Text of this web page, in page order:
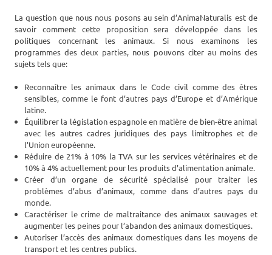
La question que nous nous posons au sein d’AnimaNaturalis est de
savoir comment cette proposition sera développée dans les
politiques concernant les animaux. Si nous examinons les
programmes des deux parties, nous pouvons citer au moins des
sujets tels que:
Reconnaître les animaux dans le Code civil comme des êtres
sensibles, comme le font d’autres pays d’Europe et d’Amérique
latine.
Équilibrer la législation espagnole en matière de bien-être animal
avec les autres cadres juridiques des pays limitrophes et de
l’Union européenne.
Réduire de 21% à 10% la TVA sur les services vétérinaires et de
10% à 4% actuellement pour les produits d’alimentation animale.
Créer d’un organe de sécurité spécialisé pour traiter les
problèmes d’abus d’animaux, comme dans d’autres pays du
monde.
Caractériser le crime de maltraitance des animaux sauvages et
augmenter les peines pour l’abandon des animaux domestiques.
Autoriser l’accès des animaux domestiques dans les moyens de
transport et les centres publics.